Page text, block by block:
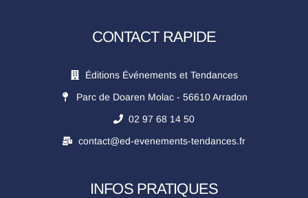
CONTACT RAPIDE
Éditions Événements et Tendances
Parc de Doaren Molac - 56610 Arradon
02 97 68 14 50
contact@ed-evenements-tendances.fr
INFOS PRATIQUES